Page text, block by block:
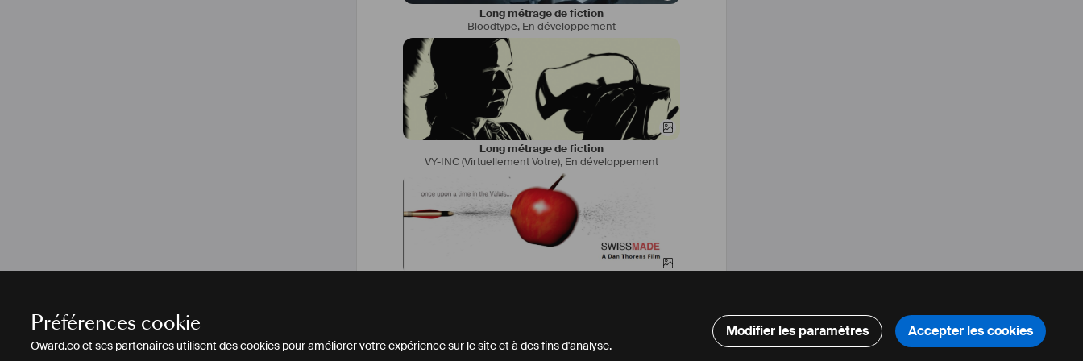
Préférences cookie
Oward.co et ses partenaires utilisent des cookies pour améliorer votre expérience sur le site et à des fins d'analyse.
Modifier les paramètres Accepter les cookies
innervoice#authorsofinstagram#wordgasm
Long métrage de fiction
Bloodtype, En développement
Long métrage de fiction
VY-INC (Virtuellement Votre), En développement